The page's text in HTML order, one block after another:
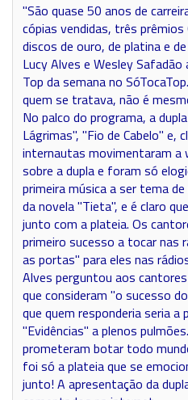
''São quase 50 anos de
cópias vendidas, três
discos de ouro, de platina e
Lucy Alves e Wesley Safadão
Top da semana no
quem se tratava, não é
No palco do programa, a
Lágrimas'', ''Fio de Cabelo'' e,
internautas movimentaram a
sobre a dupla e foram só
primeira música a ser tema
da novela ''Tieta'', e é claro
junto com a plateia. Os
primeiro sucesso a tocar nas
as portas" para eles nas
Alves perguntou aos
que consideram "o sucesso
que quem responderia seria
''Evidências'' a plenos
prometeram botar todo
foi só a plateia que se
junto! A apresentação da